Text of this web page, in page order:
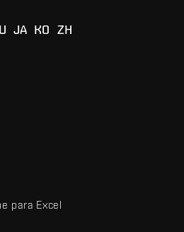
JA KO ZH
para Excel